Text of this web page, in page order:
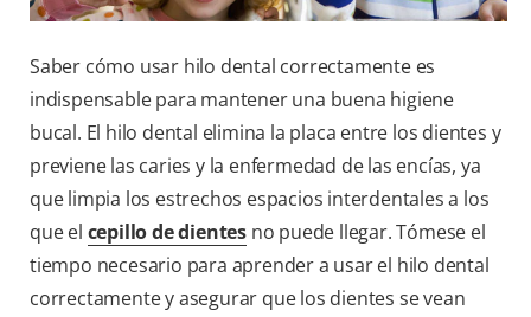
Saber cómo usar hilo dental correctamente es
indispensable para mantener una buena higiene
bucal. El hilo dental elimina la placa entre los dientes y
previene las caries y la enfermedad de las encías, ya
que limpia los estrechos espacios interdentales a los
que el cepillo de dientes no puede llegar. Tómese el
tiempo necesario para aprender a usar el hilo dental
correctamente y asegurar que los dientes se vean